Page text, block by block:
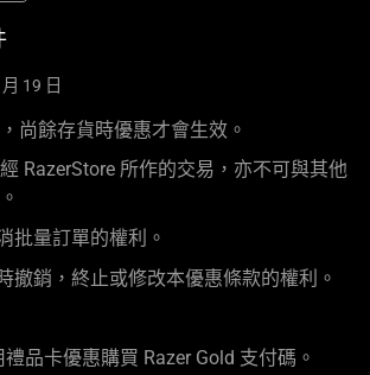
19 日
尚餘存貨時優惠才會生效。
RazerStore 所作的交易，亦不可與其他
批量訂單的權利。
撤銷，終止或修改本優惠條款的權利。
品卡優惠購買 Razer Gold 支付碼。